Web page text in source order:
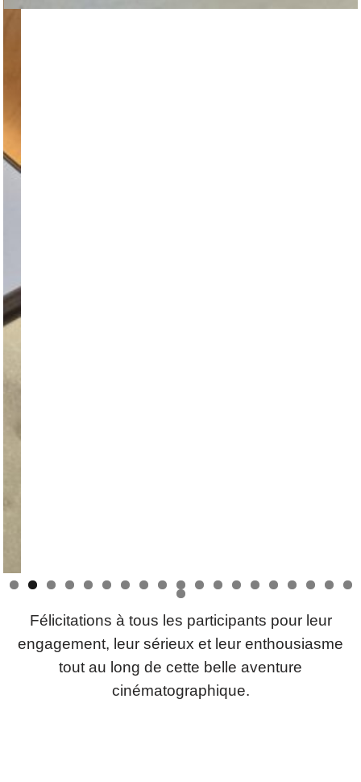
0 1 2 3 4 5 6 7 8 9
0
Félicitations à tous les participants pour leur
engagement, leur sérieux et leur enthousiasme
tout au long de cette belle aventure
cinématographique.